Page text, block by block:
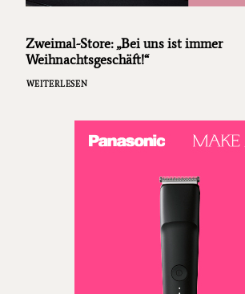
Zweimal-Store: „Bei uns ist immer
Weihnachtsgeschäft!“
WEITERLESEN